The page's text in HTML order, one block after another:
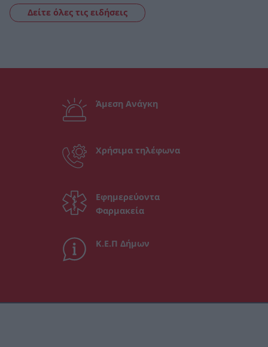
Δείτε όλες τις ειδήσεις
Άμεση Ανάγκη
Χρήσιμα τηλέφωνα
Εφημερεύοντα
Φαρμακεία
Κ.Ε.Π Δήμων